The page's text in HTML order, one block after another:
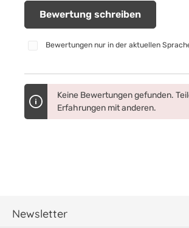
Bewertung schreiben
Bewertungen nur in der aktuellen
Keine Bewertungen gefunden.
Erfahrungen mit anderen.
Newsletter